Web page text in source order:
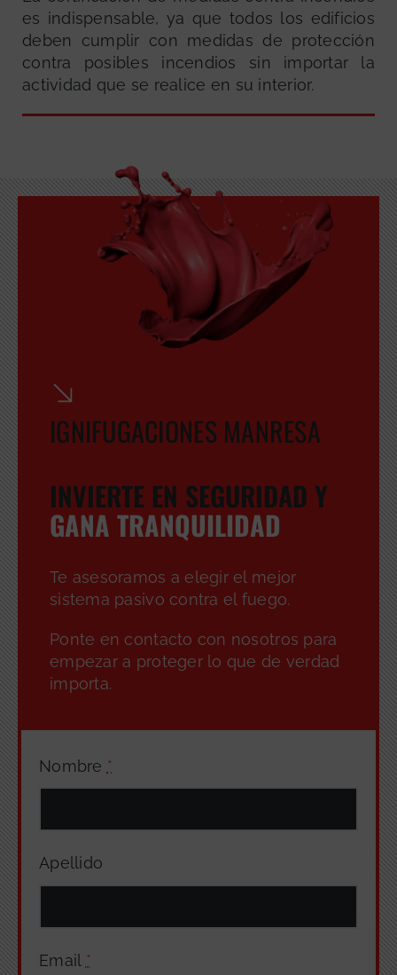
es indispensable, ya que todos los edificios
deben cumplir con medidas de protección
contra posibles incendios sin importar la
actividad que se realice en su interior.
Nombre *
Apellido
Email *
IGNIFUGACIONES MANRESA
INVIERTE EN SEGURIDAD Y
GANA TRANQUILIDAD
Te asesoramos a elegir el mejor
sistema pasivo contra el fuego.
Ponte en contacto con nosotros para
empezar a proteger lo que de verdad
importa.
GRATUITA